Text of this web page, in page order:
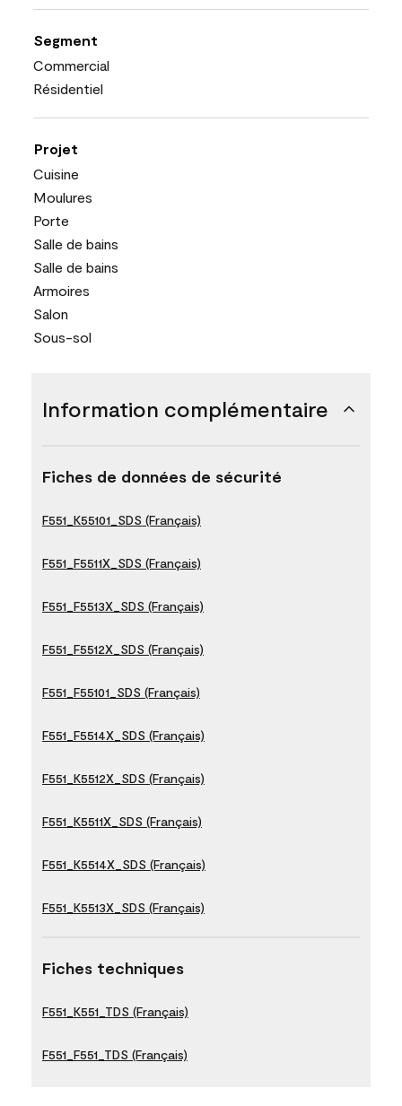
Segment
Commercial
Résidentiel
Projet
Cuisine
Moulures
Porte
Salle de bains
Salle de bains
Armoires
Salon
Sous-sol
Information complémentaire
Fiches de données de sécurité
F551_K55101_SDS (Français)
F551_F5511X_SDS (Français)
F551_F5513X_SDS (Français)
F551_F5512X_SDS (Français)
F551_F55101_SDS (Français)
F551_F5514X_SDS (Français)
F551_K5512X_SDS (Français)
F551_K5511X_SDS (Français)
F551_K5514X_SDS (Français)
F551_K5513X_SDS (Français)
Fiches techniques
F551_K551_TDS (Français)
F551_F551_TDS (Français)